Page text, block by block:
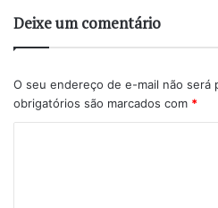
Deixe um comentário
O seu endereço de e-mail não será
obrigatórios são marcados com *